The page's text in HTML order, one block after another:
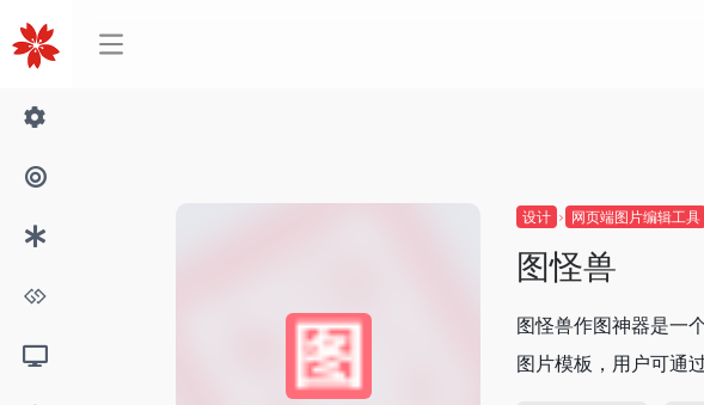
设计 网页端图片编辑工具
图怪兽
图怪兽作图神器是一
图片模板，用户可通